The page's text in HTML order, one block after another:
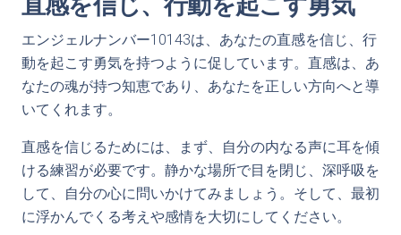
直感を信じ、行動を起こす勇気
エンジェルナンバー10143は、あなたの直感を信じ、行
動を起こす勇気を持つように促しています。直感は、あ
なたの魂が持つ知恵であり、あなたを正しい方向へと導
いてくれます。
直感を信じるためには、まず、自分の内なる声に耳を傾
ける練習が必要です。静かな場所で目を閉じ、深呼吸を
して、自分の心に問いかけてみましょう。そして、最初
に浮かんでくる考えや感情を大切にしてください。